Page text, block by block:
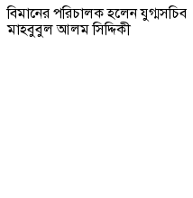
বিমানের পরিচালক হলেন যুগ্মসচিব
মাহবুবুল আলম সিদ্দিকী